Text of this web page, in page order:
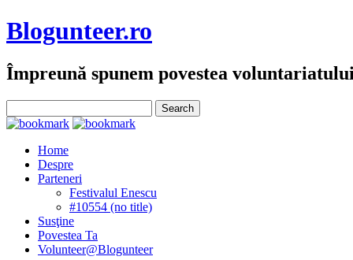
Blogunteer.ro
Împreună spunem povestea
Home
Despre
Parteneri
Festivalul Enescu
#10554 (no title)
Susţine
Povestea Ta
Volunteer@Blogunteer